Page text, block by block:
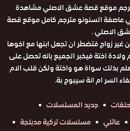
موقع قصة عشق الاصلي مشاهدة
عاصفة السنونو مترجم كامل موقع قصة
الاصلي .
زواج فتضطر ان تجعل ابنها مع اخوها
اختة فيخبر الجميع بانه تحصل على
بذلك سواة هو واختة ولكن قلب الام
السر ام انة سيبوح بة.
جديد المسلسلات
عائلي مسلسلات تركية مدبلجة